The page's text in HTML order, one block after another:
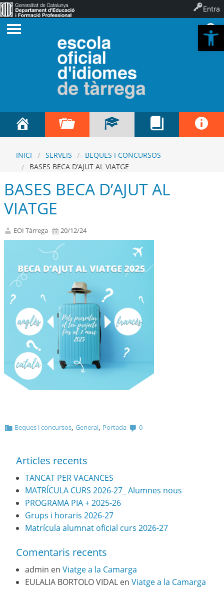
INICI SERVEIS
BEQUES I CONCURSOS
BASES BECA D’AJUT AL VIATGE
BASES BECA D’AJUT AL
VIATGE
EOI Tàrrega 20/12/24
Beques i concursos,General, Portada 0
Articles recents
TANCAT PER VACANCES
MATRÍCULA CURS 2026-27_ Alumnes nous
PROGRAMA PIA + 2025-26
Grups i horaris 2026-27
Matrícula alumnat oficial curs 2026-27
Comentaris recents
admin en Viatge a la Camarga
EULALIA BORTOLO VIDAL en Viatge a la Camarga
Entra